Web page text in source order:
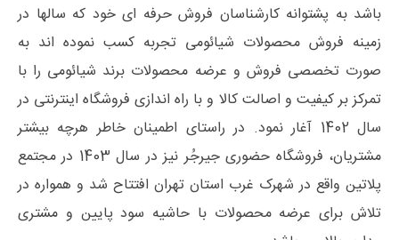
باشد به پشتوانه کارشناسان فروش حرفه ای خود که سالها در
زمینه فروش محصولات شیائومی تجربه کسب نموده اند به
صورت تخصصی فروش و عرضه محصولات برند شیائومی را با
تمرکز بر کیفیت و اصالت کالا و با راه اندازی فروشگاه اینترنتی در
سال 1402 آغار نمود. در راستای اطمینان خاطر هرچه بیشتر
مشتریان، فروشگاه حضوری جیرجُر نیز در سال 1403 در مجتمع
پلاتین واقع در شهرک غرب استان تهران افتتاح شد و همواره در
تلاش برای عرضه محصولات با حاشیه سود پایین و مشتری